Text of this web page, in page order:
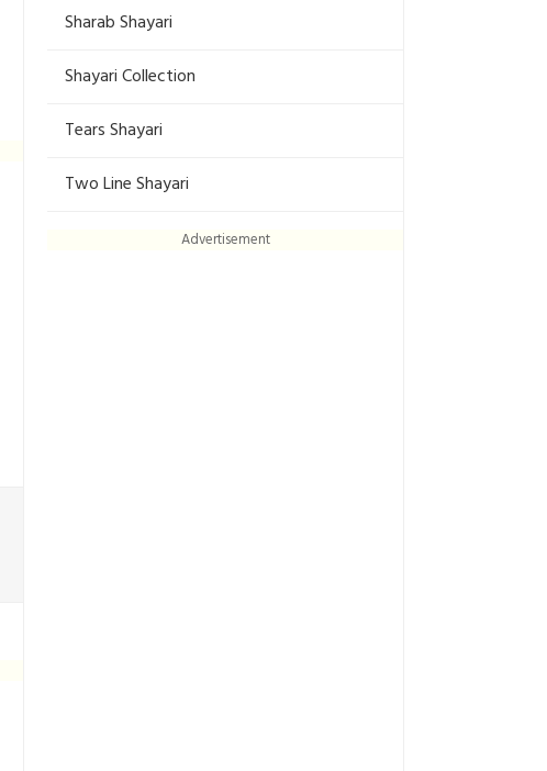
Sharab Shayari
Shayari Collection
Tears Shayari
Two Line Shayari
Advertisement